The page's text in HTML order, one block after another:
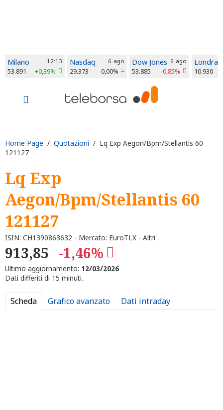
Milano 12:13
53.891 +0,39%
Nasdaq 6-ago
29.373 0,00%
Dow Jones 6-ago
53.885 -0,85%
Londra
10.930
Home Page / Quotazioni / Lq Exp Aegon/Bpm/Stellantis 60
121127
Lq Exp
Aegon/Bpm/Stellantis 60
121127
ISIN: CH1390863632 - Mercato: EuroTLX - Altri
913,85 -1,46%
Ultimo aggiornamento: 12/03/2026
Dati differiti di 15 minuti.
Scheda Grafico avanzato Dati intraday